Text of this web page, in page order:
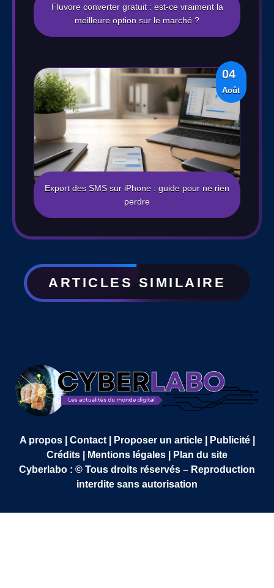
Fluvore converter gratuit : est-ce vraiment la
meilleure option sur le marché ?
04
Août
Export des SMS sur iPhone : guide pour ne rien
perdre
ARTICLES SIMILAIRE
A propos | Contact | Proposer un article | Publicité |
Crédits | Mentions légales |
Plan du site
Cyberlabo : © Tous droits réservés – Reproduction
interdite sans autorisation